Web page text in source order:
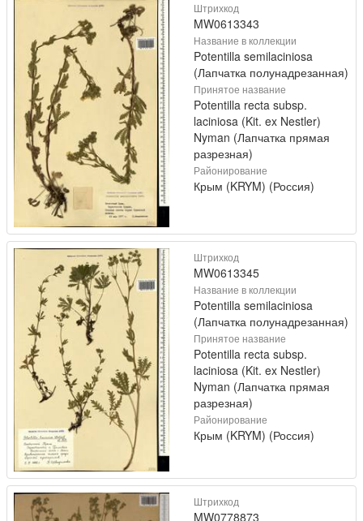
Штрихкод
MW0613343
Название в коллекции
Potentilla semilaciniosa
(Лапчатка полунадрезанная)
Принятое название
Potentilla recta subsp.
laciniosa (Kit. ex Nestler)
Nyman (Лапчатка прямая
разрезная)
Районирование
Крым (KRYM) (Россия)
Штрихкод
MW0613345
Название в коллекции
Potentilla semilaciniosa
(Лапчатка полунадрезанная)
Принятое название
Potentilla recta subsp.
laciniosa (Kit. ex Nestler)
Nyman (Лапчатка прямая
разрезная)
Районирование
Крым (KRYM) (Россия)
Штрихкод
MW0778873